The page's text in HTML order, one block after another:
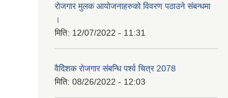
रोजगार मुलक आयोजनाहरुको विवरण पठाउने संबन्धमा
।
मिति: 12/07/2022 - 11:31
वैदेिशक राेजगार संबन्धि पर्श्व चित्र 2078
मिति: 08/26/2022 - 12:03